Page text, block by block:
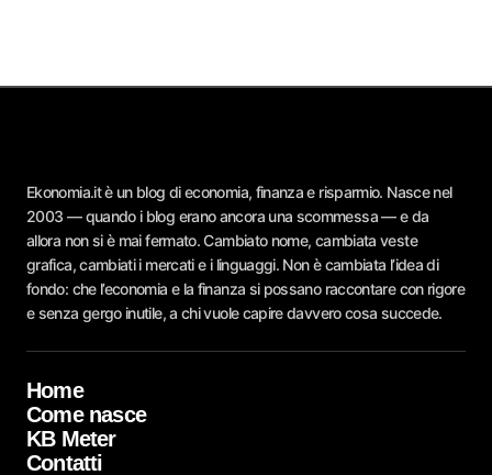
Ekonomia.it è un blog di economia, finanza e risparmio. Nasce nel
2003 — quando i blog erano ancora una scommessa — e da
allora non si è mai fermato. Cambiato nome, cambiata veste
grafica, cambiati i mercati e i linguaggi. Non è cambiata l’idea di
fondo: che l’economia e la finanza si possano raccontare con rigore
e senza gergo inutile, a chi vuole capire davvero cosa succede.
Home
Come nasce
KB Meter
Contatti